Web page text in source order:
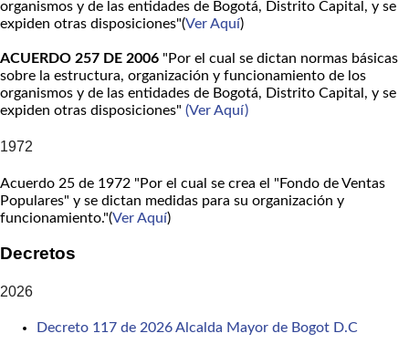
organismos y de las entidades de Bogotá, Distrito Capital, y se
expiden otras disposiciones"(Ver Aquí)
ACUERDO 257 DE 2006 "Por el cual se dictan normas básicas
sobre la estructura, organización y funcionamiento de los
organismos y de las entidades de Bogotá, Distrito Capital, y se
expiden otras disposiciones" (Ver Aquí)
1972
Acuerdo 25 de 1972 "Por el cual se crea el "Fondo de Ventas
Populares" y se dictan medidas para su organización y
funcionamiento."(Ver Aquí)
Decretos
2026
Decreto 117 de 2026 Alcalda Mayor de Bogot D.C